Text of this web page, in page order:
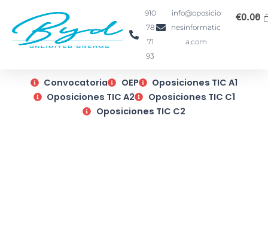
contenido
910
78
71
93
info@oposicio
nesinformatic
a.com
€0.00
Convocatoria OEP
Oposiciones TIC A1
Oposiciones TIC A2
Oposiciones TIC C1
Oposiciones TIC C2